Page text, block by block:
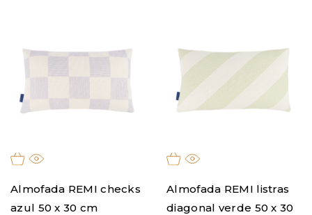
Almofada REMI checks
azul 50 x 30 cm
Almofada REMI listras
diagonal verde 50 x 30